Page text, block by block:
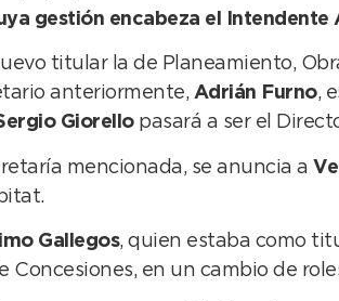
gestión encabeza el Intendente
titular la de Planeamiento,
anteriormente, Adrián Furno,
Giorellopasará a ser el
mencionada, se anuncia a
Gallegos, quien estaba como
en un cambio de